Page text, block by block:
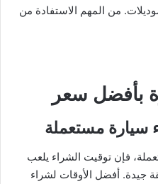
من المهم الاستفادة من
بأفضل سعر
فإن توقيت الشراء يلعب
أفضل الأوقات لشراء